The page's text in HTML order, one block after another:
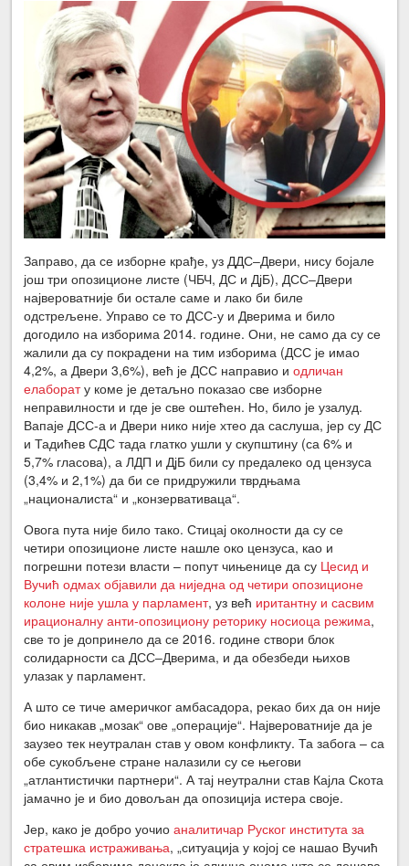
Заправо, да се изборне крађе, уз ДДС‒Двери, нису бојале
још три опозиционе листе (ЧБЧ, ДС и ДјБ), ДСС‒Двери
највероватније би остале саме и лако би биле
одстрељене. Управо се то ДСС-у и Дверима и било
догодило на изборима 2014. године. Они, не само да су се
жалили да су покрадени на тим изборима (ДСС је имао
4,2%, а Двери 3,6%), већ је ДСС направио иодличан
елаборату коме је детаљно показао све изборне
неправилности и где је све оштећен. Но, било је узалуд.
Вапаје ДСС-а и Двери нико није хтео да саслуша, јер су ДС
и Тадићев СДС тада глатко ушли у скупштину (са 6% и
5,7% гласова), а ЛДП и ДјБ били су предалеко од цензуса
(3,4% и 2,1%) да би се придружили тврдњама
„националиста“ и „конзервативаца“.
Овога пута није било тако. Стицај околности да су се
четири опозиционе листе нашле око цензуса, као и
погрешни потези власти – попут чињенице да су Цесид и
Вучић одмах објавили да ниједна од четири опозиционе
колоне није ушла у парламент, уз већ иритантну и сасвим
ирационалну анти-опозициону реторику носиоца режима,
све то је допринело да се 2016. године створи блок
солидарности са ДСС‒Дверима, и да обезбеди њихов
улазак у парламент.
А што се тиче америчког амбасадора, рекао бих да он није
био никакав „мозак“ ове „операције“. Највероватније да је
заузео тек неутралан став у овом конфликту. Та забога – са
обе сукобљене стране налазили су се његови
„атлантистички партнери“. А тај неутрални став Кајла Скота
јамачно је и био довољан да опозиција истера своје.
Јер, како је добро уочиоаналитичар Руског института за
стратешка истраживања, „ситуација у којој се нашао Вучић